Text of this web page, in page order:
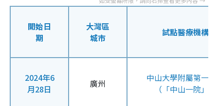
開始日
期
大灣區
城市
試點醫療機構
2024年6
月28日
廣州
中山大學附屬第一
（「中山一院」）